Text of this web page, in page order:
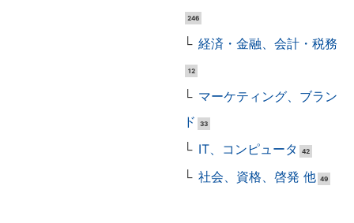
246
経済・金融、会計・税務
12
マーケティング、ブラン
ド
33
IT、コンピュータ 42
社会、資格、啓発 他 49